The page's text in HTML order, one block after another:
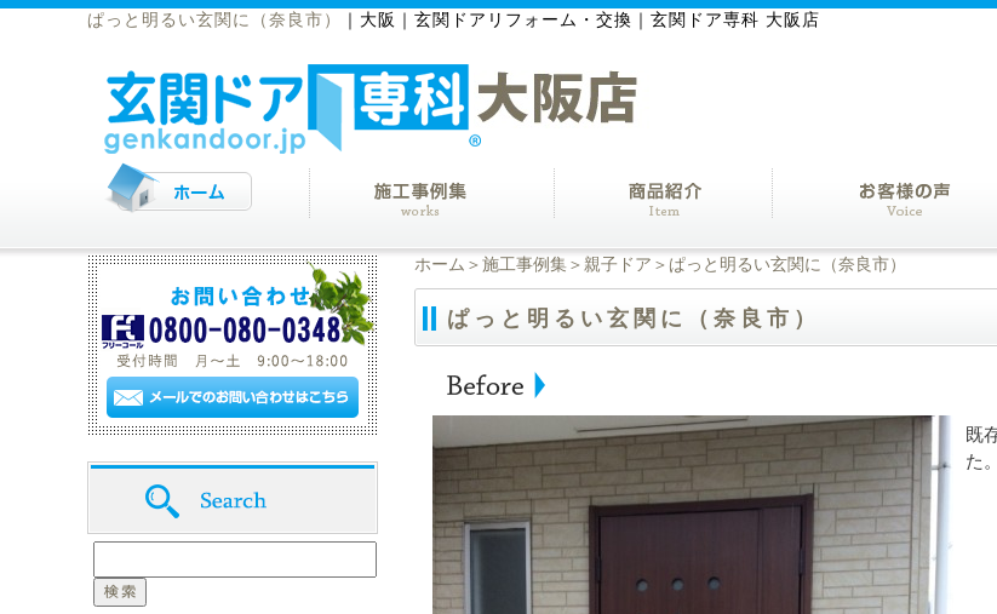
ぱっと明るい玄関に（奈良市） 大阪｜玄関ドアリフォーム・交換｜玄関ドア専科 大阪店
ホーム ＞ 施工事例集 ＞ 親子ドア ＞ぱっと明るい玄関に（奈良市）
ぱっと明るい玄関に（奈良市）
既
た。